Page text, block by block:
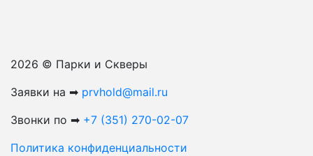
2026 © Парки и Скверы
Заявки на ➡ prvhold@mail.ru
Звонки по ➡ +7 (351) 270-02-07
Политика конфиденциальности